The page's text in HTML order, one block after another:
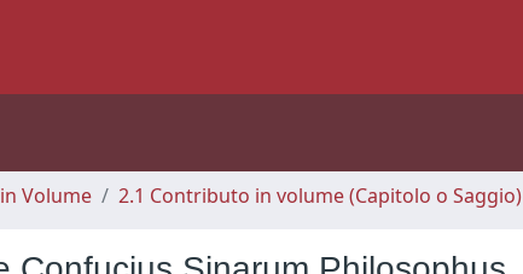
Volume 2.1 Contributo in volume (Capitolo o Saggio)